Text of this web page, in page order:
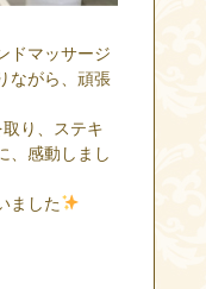
ドマッサージ
ながら、頑張
り、ステキ
、感動しまし
ました